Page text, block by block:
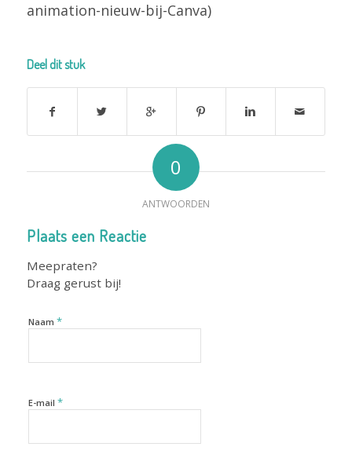
animation-nieuw-bij-Canva)
Deel dit stuk
0
ANTWOORDEN
Plaats een Reactie
Meepraten?
Draag gerust bij!
Naam *
E-mail *